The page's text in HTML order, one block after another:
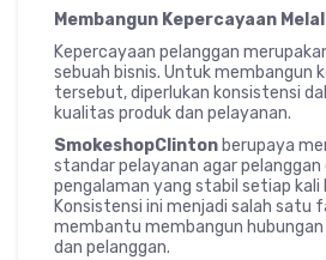
Membangun Kepercayaan
Kepercayaan pelanggan
sebuah bisnis. Untuk membangun
tersebut, diperlukan konsistensi
kualitas produk dan pelayanan.
SmokeshopClinton berupaya
standar pelayanan agar
pengalaman yang stabil setiap kali
Konsistensi ini menjadi salah satu
membantu membangun
dan pelanggan.